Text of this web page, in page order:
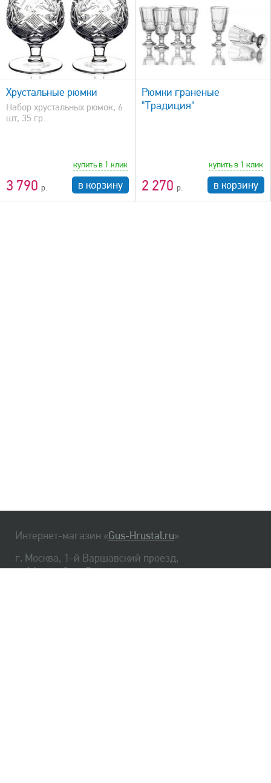
Хрустальные рюмки
Набор хрустальных рюмок, 6
шт, 35 гр.
3 790
купить в 1 клик
в корзину
быстрый просмотр
Рюмки граненые
"Традиция"
2 270
купить в 1 клик
в корзину
Интернет-магазин «Gus-Hrustal.ru»
г. Москва, 1-й Варшавский проезд,
д. 1А, стр. 3, м. Варшавская